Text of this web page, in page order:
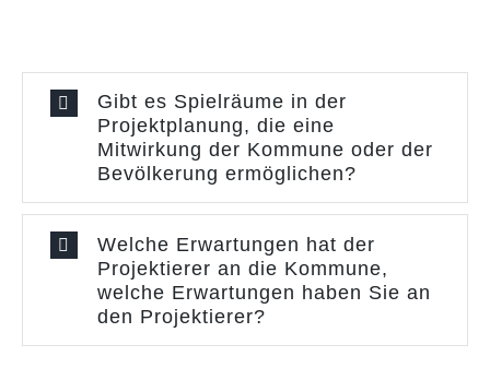
Gibt es Spielräume in der
Projektplanung, die eine
Mitwirkung der Kommune oder der
Bevölkerung ermöglichen?
Welche Erwartungen hat der
Projektierer an die Kommune,
welche Erwartungen haben Sie an
den Projektierer?